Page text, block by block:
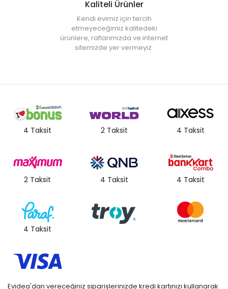
• " Ürün görsellerinde ışık, ortam ve dijital düzenlemelere bağlı
olarak renk ve doku farklılıkları oluşabilir. "
Kaliteli Ürünler
Kendi evimiz için tercih
etmeyeceğimiz kalitedeki
ürünlere, raflarımızda ve internet
sitemizde yer vermeyiz.
4 Taksit 2 Taksit 4 Taksit
2 Taksit 4 Taksit 4 Taksit
4 Taksit
Evidea'dan vereceğiniz siparişlerinizde kredi kartınızı kullanarak